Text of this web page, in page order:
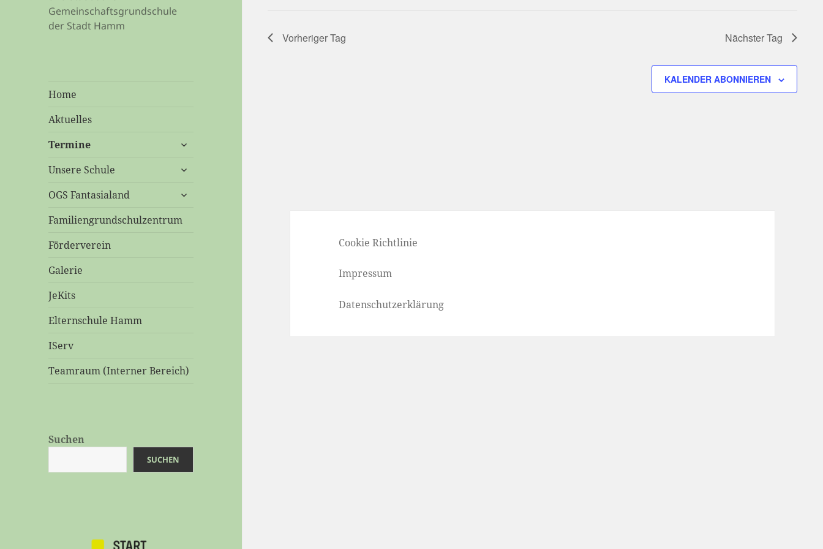
Gemeinschaftsgrundschule
der Stadt Hamm
Home
Aktuelles
Termine
untermenü
Unsere Schule
untermenü
OGS Fantasialand
untermenü
Familiengrundschulzentrum
Förderverein
Galerie
JeKits
Elternschule Hamm
IServ
Teamraum (Interner Bereich)
Suchen
SUCHEN
Vorheriger Tag Nächster Tag
KALENDER ABONNIEREN
Cookie Richtlinie
Impressum
Datenschutzerklärung